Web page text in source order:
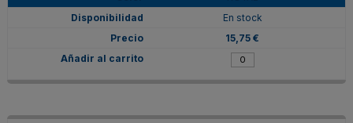
En stock
15,75 €